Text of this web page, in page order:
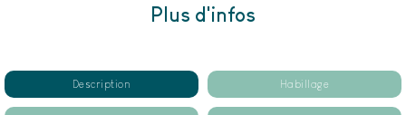
Plus d'infos
Description Habillage